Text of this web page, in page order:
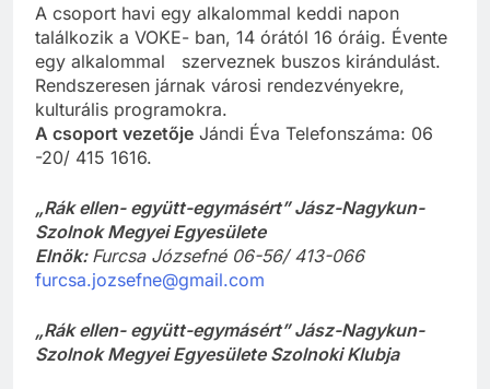
A csoport havi egy alkalommal keddi napon
találkozik a VOKE- ban, 14 órától 16 óráig. Évente
egy alkalommal szerveznek buszos kirándulást.
Rendszeresen járnak városi rendezvényekre,
kulturális programokra.
A csoport vezetője Jándi Éva Telefonszáma: 06
-20/ 415 1616.
„Rák ellen- együtt-egymásért” Jász-Nagykun-
Szolnok Megyei Egyesülete
Elnök: Furcsa Józsefné 06-56/ 413-066
furcsa.jozsefne@gmail.com
„Rák ellen- együtt-egymásért” Jász-Nagykun-
Szolnok Megyei Egyesülete Szolnoki Klubja